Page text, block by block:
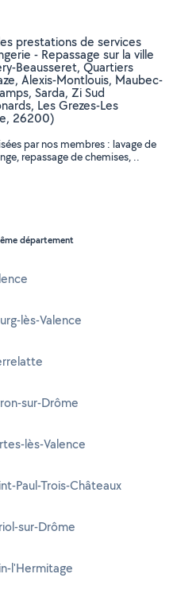
prestations de services
- Repassage sur la ville
Beausseret, Quartiers
Alexis-Montlouis, Maubec-
Sarda, Zi Sud
Les Grezes-Les
26200)
par nos membres : lavage de
repassage de chemises, ..
département
lès-Valence
sur-Drôme
lès-Valence
Paul-Trois-Châteaux
sur-Drôme
l'Hermitage